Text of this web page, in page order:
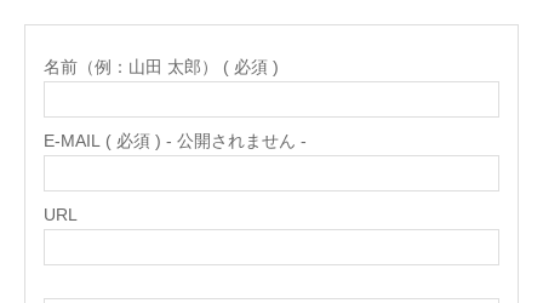
名前（例：山田 太郎） ( 必須 )
E-MAIL ( 必須 ) - 公開されません -
URL